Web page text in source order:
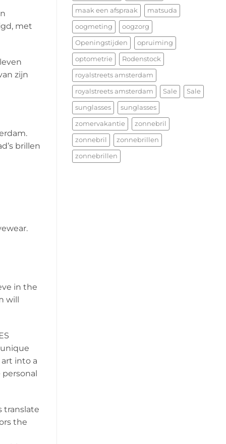
met
zijn
brillen
in the
will
into a
translate
the
maak een afspraak matsuda
oogmeting oogzorg
Openingstijden opruiming
optometrie Rodenstock
royalstreets amsterdam
royalstreets amsterdam Sale Sale
sunglasses sunglasses
zomervakantie zonnebril
zonnebril zonnebrillen
zonnebrillen